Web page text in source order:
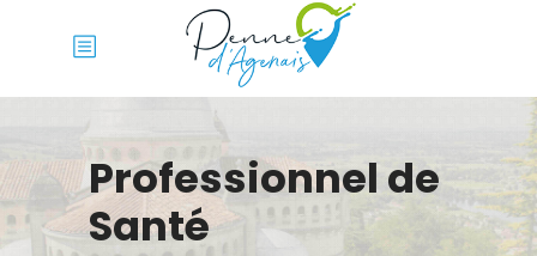
Professionnel de
Santé